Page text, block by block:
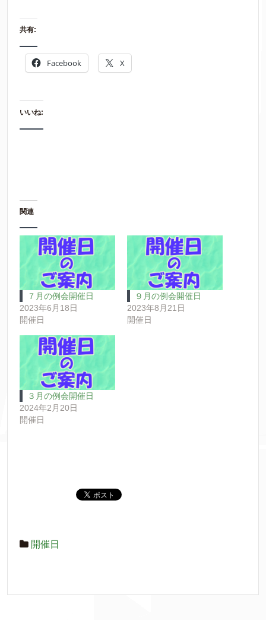
共有:
Facebook X
いいね:
関連
７月の例会開催日
2023年6月18日
開催日
９月の例会開催日
2023年8月21日
開催日
３月の例会開催日
2024年2月20日
開催日
開催日